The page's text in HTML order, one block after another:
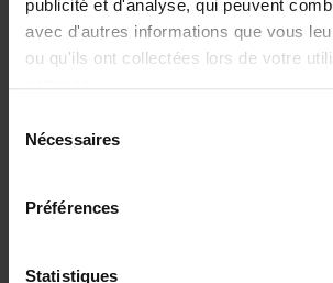
publicité et d'analyse, qui peuvent
avec d'autres informations que vous
ou qu'ils ont collectées lors de votre
Nécessaires
Préférences
Statistiques
Digital
completely